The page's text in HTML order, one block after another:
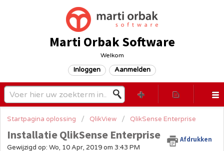
Marti Orbak Software
Welkom
Inloggen Aanmelden
Startpagina oplossing QlikView QlikSense Enterprise
Installatie QlikSense Enterprise Afdrukken
Gewijzigd op: Wo, 10 Apr, 2019 om 3:43 PM